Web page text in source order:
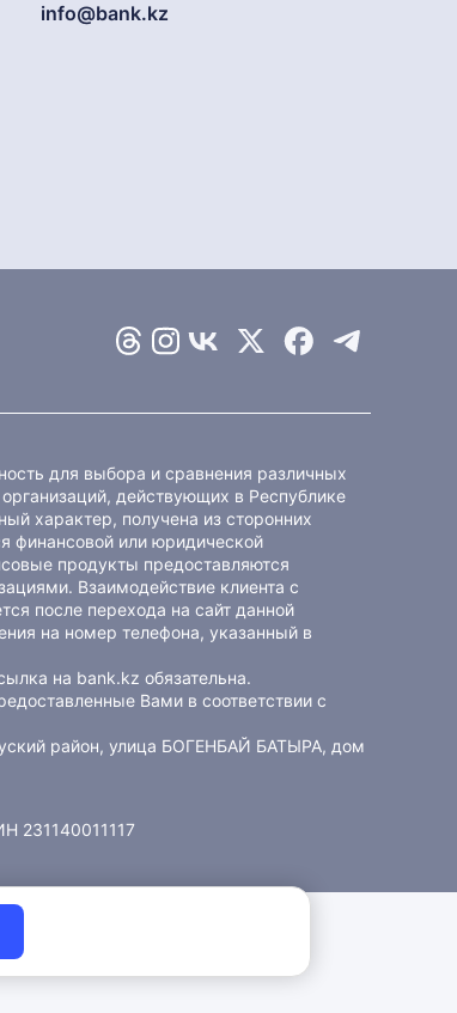
info@bank.kz
для выбора и сравнения различных
действующих в Республике
характер, получена из сторонних
финансовой или юридической
продукты предоставляются
Взаимодействие клиента с
после перехода на сайт данной
на номер телефона, указанный в
на bank.kz обязательна.
Вами в соответствии с
район, улица БОГЕНБАЙ БАТЫРА, дом
231140011117